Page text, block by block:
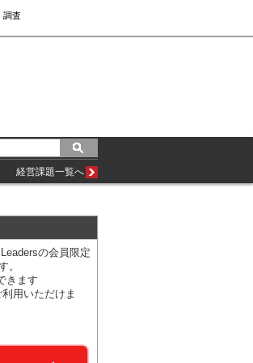
調査
経営課題一覧へ
の会員限定
。
きます
利用いただけま